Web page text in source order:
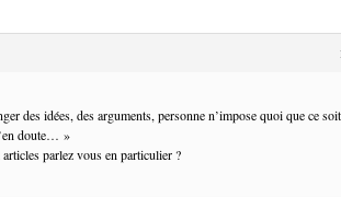
des idées, des arguments, personne n’impose quoi que ce
doute… »
parlez vous en particulier ?